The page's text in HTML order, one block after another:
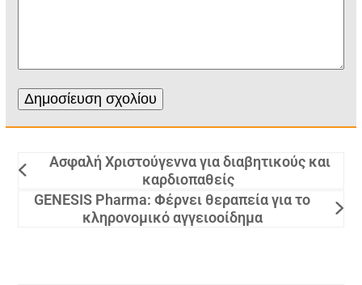
Ασφαλή Χριστούγεννα για διαβητικούς και
καρδιοπαθείς
GENESIS Pharma: Φέρνει θεραπεία για το
κληρονομικό αγγειοοίδημα